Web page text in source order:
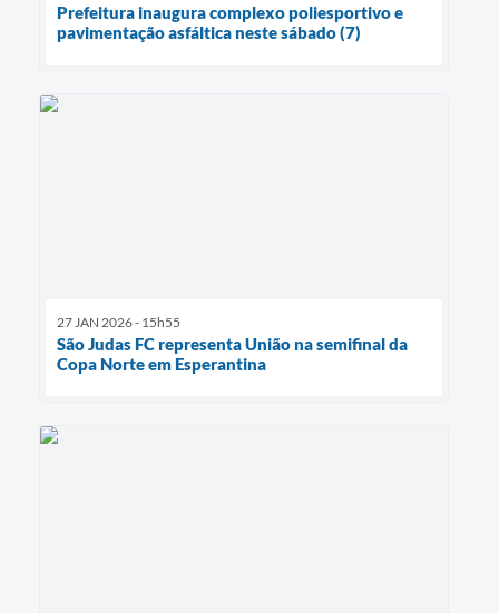
Prefeitura inaugura complexo poliesportivo e
pavimentação asfáltica neste sábado (7)
27 JAN 2026 - 15h55
São Judas FC representa União na semifinal da
Copa Norte em Esperantina